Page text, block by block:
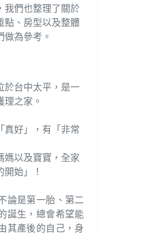
我們也整理了關於
點、房型以及整體
做為參考。
於台中太平，是一
理之家。
真好」，有「非常
媽以及寶寶，全家
始」！
論是第一胎、第二
誕生，總會希望能
其產後的自己，身